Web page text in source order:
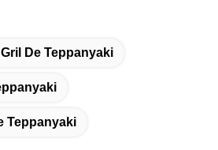
De Teppanyaki
Teppanyaki